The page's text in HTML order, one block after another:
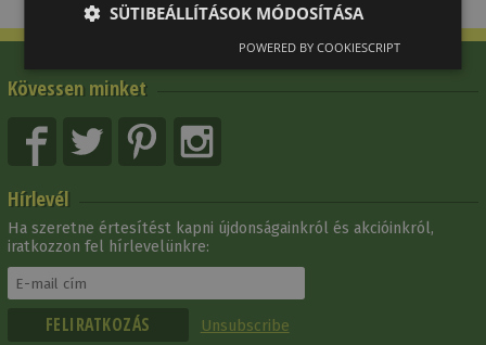
Kövessen minket
Hírlevél
Ha szeretne értesítést kapni újdonságainkról és akcióinkról,
iratkozzon fel hírlevelünkre:
Unsubscribe
SÜTIBEÁLLÍTÁSOK MÓDOSÍTÁSA
POWERED BY COOKIESCRIPT